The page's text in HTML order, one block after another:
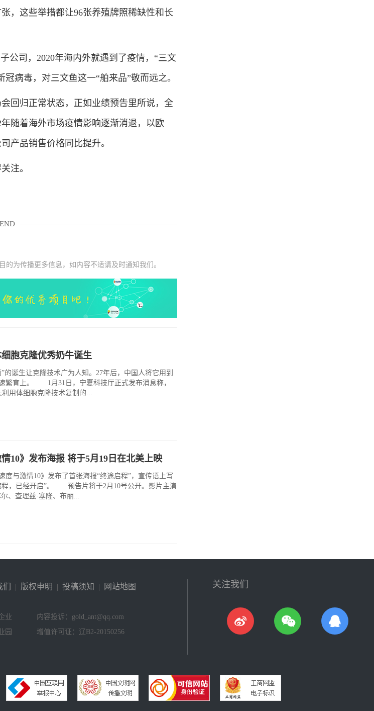
，这些举措都让96张养殖牌照稀缺性和长
司，2020年海内外就遇到了疫情，“三文
病毒，对三文鱼这一“舶来品”敬而远之。
归正常状态，正如业绩预告里所说，全
随着海外市场疫情影响逐渐消退，以欧
产品销售价格同比提升。
注。
为传播更多信息，如内容不适请及时通知我们。
胞克隆优秀奶牛诞生
诞生让克隆技术广为人知。27年后，中国人将它用到
速繁育上。 1月31日，宁夏科技厅正式发布消息称，
利用体细胞克隆技术复制的...
情10》发布海报 将于5月19日在北美上映
与激情10》发布了首张海报“终途启程”，宣传语上写
程，已经开启”。 预告片将于2月10号公开。影片主演
、查理兹·塞隆、布丽...
| 版权申明 | 投稿须知 | 网站地图
业
内容投诉：gold_ant@qq.com
园
增值许可证：辽B2-20150256
关注我们